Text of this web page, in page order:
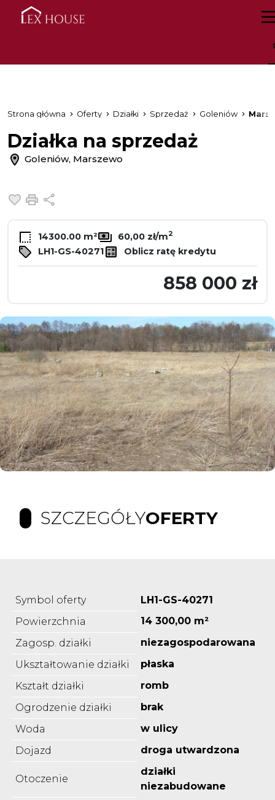
Strona główna Oferty Działki Sprzedaż Goleniów
Działka na sprzedaż
Goleniów, Marszewo
Dodaj do ulubionych
Drukuj
14300.00 m² 60,00 zł/m2
LH1-GS-40271 Oblicz ratę kredytu
858 000 zł
SZCZEGÓŁYOFERTY
Symbol oferty
LH1-GS-40271
Powierzchnia
14 300,00 m²
Zagosp. działki
niezagospodarowana
Ukształtowanie działki
płaska
Kształt działki
romb
Ogrodzenie działki
brak
Woda
w ulicy
Dojazd
droga utwardzona
Otoczenie
działki
niezabudowane